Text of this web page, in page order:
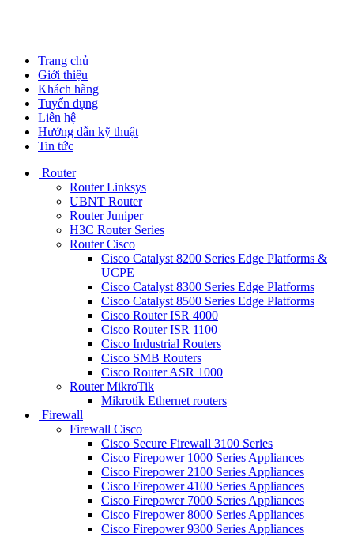
Trang chủ
Giới thiệu
Khách hàng
Tuyển dụng
Liên hệ
Hướng dẫn kỹ thuật
Tin tức
Router
Router Linksys
UBNT Router
Router Juniper
H3C Router Series
Router Cisco
Cisco Catalyst 8200 Series Edge Platforms &
UCPE
Cisco Catalyst 8300 Series Edge Platforms
Cisco Catalyst 8500 Series Edge Platforms
Cisco Router ISR 4000
Cisco Router ISR 1100
Cisco Industrial Routers
Cisco SMB Routers
Cisco Router ASR 1000
Router MikroTik
Mikrotik Ethernet routers
Firewall
Firewall Cisco
Cisco Secure Firewall 3100 Series
Cisco Firepower 1000 Series Appliances
Cisco Firepower 2100 Series Appliances
Cisco Firepower 4100 Series Appliances
Cisco Firepower 7000 Series Appliances
Cisco Firepower 8000 Series Appliances
Cisco Firepower 9300 Series Appliances